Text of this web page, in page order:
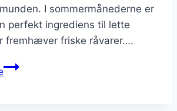
I sommermånederne er
perfekt ingrediens til lette
fremhæver friske råvarer….
Burrata